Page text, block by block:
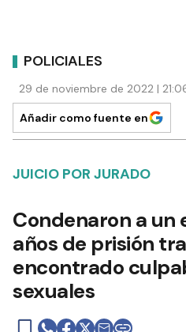
POLICIALES
29 de noviembre de 2022 |
Añadir como fuente en
JUICIO POR JURADO
Condenaron a un
años de prisión
encontrado
sexuales